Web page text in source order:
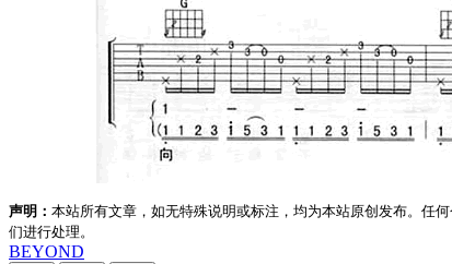
声明： 本站所有文章，如无特殊说明或标注，均为本站原创发布。任
们进行处理。
BEYOND